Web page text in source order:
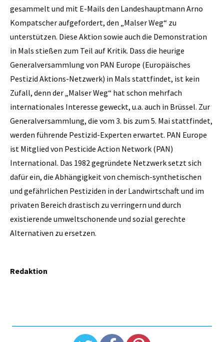
gesammelt und mit E-Mails den Landeshauptmann Arno
Kompatscher aufgefordert, den „Malser Weg“ zu
unterstützen. Diese Aktion sowie auch die Demonstration
in Mals stießen zum Teil auf Kritik. Dass die heurige
Generalversammlung von PAN Europe (Europäisches
Pestizid Aktions-Netzwerk) in Mals stattfindet, ist kein
Zufall, denn der „Malser Weg“ hat schon mehrfach
internationales Interesse geweckt, u.a. auch in Brüssel. Zur
Generalversammlung, die vom 3. bis zum 5. Mai stattfindet,
werden führende Pestizid-Experten erwartet. PAN Europe
ist Mitglied von Pesticide Action Network (PAN)
International. Das 1982 gegründete Netzwerk setzt sich
dafür ein, die Abhängigkeit von chemisch-synthetischen
und gefährlichen Pestiziden in der Landwirtschaft und im
privaten Bereich drastisch zu verringern und durch
existierende umweltschonende und sozial gerechte
Alternativen zu ersetzen.
Redaktion